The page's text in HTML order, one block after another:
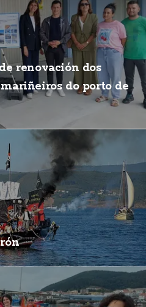
renovación dos
do porto de